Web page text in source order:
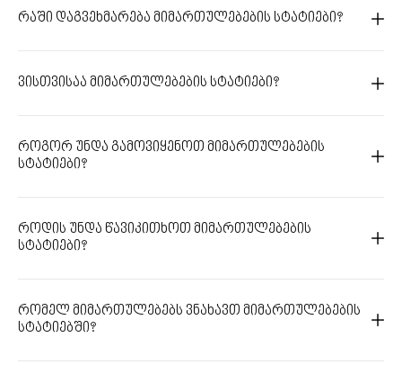
რაში დაგვეხმარება მიმართულებების სტატიები?
ვისთვისაა მიმართულებების სტატიები?
როგორ უნდა გამოვიყენოთ მიმართულებების
სტატიები?
როდის უნდა წავიკითხოთ მიმართულებების
სტატიები?
რომელ მიმართულებებს ვნახავთ მიმართულებების
სტატიებში?